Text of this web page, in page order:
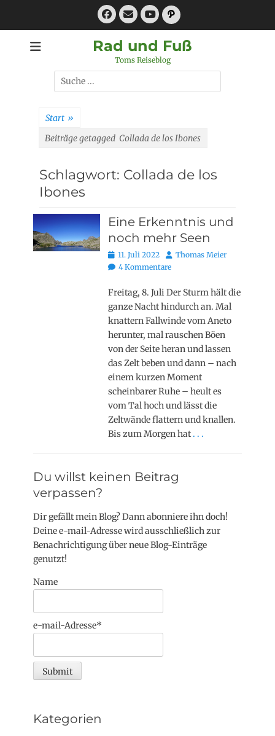
Facebook
E-
MailYouTube
Pfad
Rad und Fuß
Toms Reiseblog
Suchen
nach:
Start »
Beiträge getagged Collada de los Ibones
Schlagwort: Collada de los
Ibones
Eine Erkenntnis und
noch mehr Seen
Posted
on
11. Juli 2022 AutorThomas Meier
4 Kommentare
Freitag, 8. Juli Der Sturm hält die
ganze Nacht hindurch an. Mal
knattern Fallwinde vom Aneto
herunter, mal rauschen Böen
von der Seite heran und lassen
das Zelt beben und dann – nach
einem kurzen Moment
scheinbarer Ruhe – heult es
vom Tal hoch und lässt die
Zeltwände flattern und knallen.
Bis zum Morgen hat . . .
Du willst keinen Beitrag
verpassen?
Dir gefällt mein Blog? Dann abonniere ihn doch!
Deine e-mail-Adresse wird ausschließlich zur
Benachrichtigung über neue Blog-Einträge
genutzt!
Name
e-mail-Adresse*
Kategorien